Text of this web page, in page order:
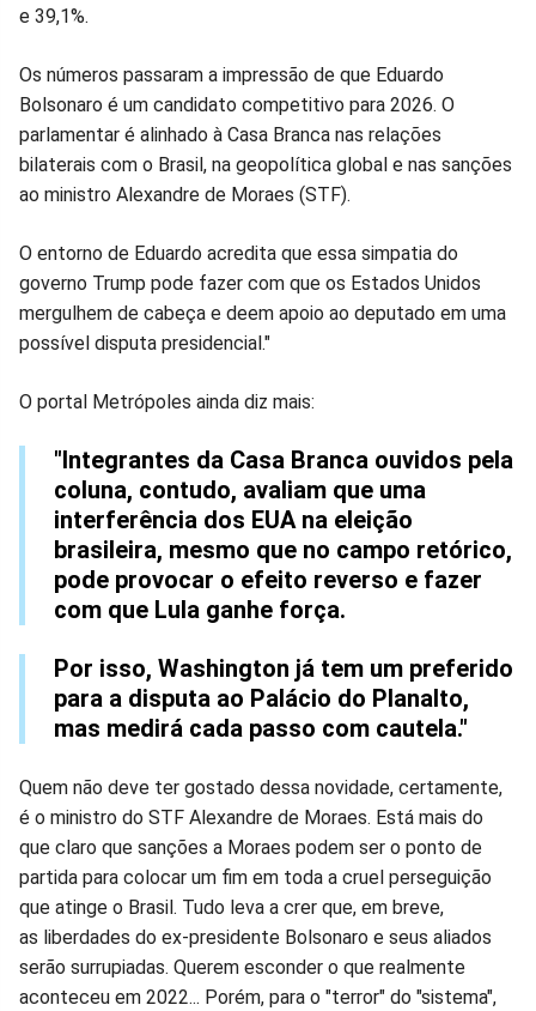
e 39,1%.
Os números passaram a impressão de que Eduardo
Bolsonaro é um candidato competitivo para 2026. O
parlamentar é alinhado à Casa Branca nas relações
bilaterais com o Brasil, na geopolítica global e nas sanções
ao ministro Alexandre de Moraes (STF).
O entorno de Eduardo acredita que essa simpatia do
governo Trump pode fazer com que os Estados Unidos
mergulhem de cabeça e deem apoio ao deputado em uma
possível disputa presidencial."
O portal Metrópoles ainda diz mais:
"Integrantes da Casa Branca ouvidos pela
coluna, contudo, avaliam que uma
interferência dos EUA na eleição
brasileira, mesmo que no campo retórico,
pode provocar o efeito reverso e fazer
com que Lula ganhe força.
Por isso, Washington já tem um preferido
para a disputa ao Palácio do Planalto,
mas medirá cada passo com cautela."
Quem não deve ter gostado dessa novidade, certamente,
é o ministro do STF Alexandre de Moraes. Está mais do
que claro que sanções a Moraes podem ser o ponto de
partida para colocar um fim em toda a cruel perseguição
que atinge o Brasil. Tudo leva a crer que, em breve,
as liberdades do ex-presidente Bolsonaro e seus aliados
serão surrupiadas. Querem esconder o que realmente
aconteceu em 2022... Porém, para o "terror" do "sistema",